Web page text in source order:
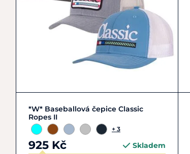
Zobrazit detail
*W* Baseballová čepice Classic
Ropes II
+ 3
925 Kč Skladem